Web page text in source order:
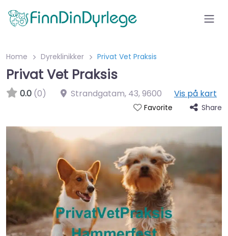
Home Dyreklinikker Privat Vet Praksis
Privat Vet Praksis
0.0 (0) Strandgatam, 43,9600 Vis på kart
Favorite Share